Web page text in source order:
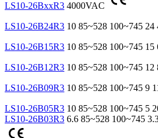
LS10-26BxxR3 4000VAC
LS10-26B24R3 10 85~528 100~745 24
LS10-26B15R3 10 85~528 100~745 15
LS10-26B12R3 10 85~528 100~745 12
LS10-26B09R3 10 85~528 100~745 9
LS10-26B05R3 10 85~528 100~745 5
LS10-26B03R3 6.6 85~528 100~745